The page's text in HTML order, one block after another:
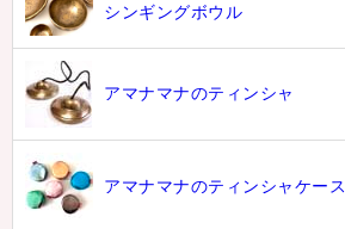
シンギングボウル
アマナマナのティンシャ
アマナマナのティンシャケース